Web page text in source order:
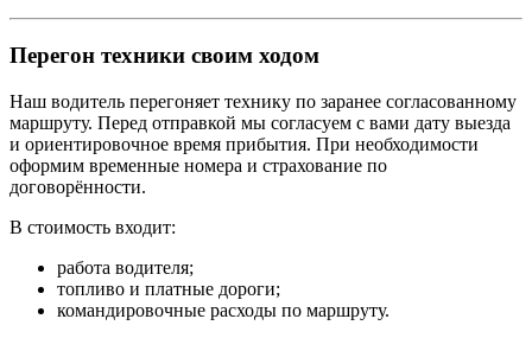
Перегон техники своим ходом
Наш водитель перегоняет технику по заранее согласованному
маршруту. Перед отправкой мы согласуем с вами дату выезда
и ориентировочное время прибытия. При необходимости
оформим временные номера и страхование по
договорённости.
В стоимость входит:
работа водителя;
топливо и платные дороги;
командировочные расходы по маршруту.